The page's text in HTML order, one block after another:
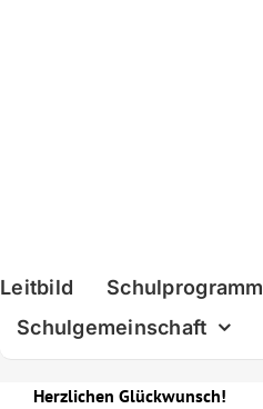
Leitbild Schulprogramm
Schulgemeinschaft
Herzlichen Glückwunsch!